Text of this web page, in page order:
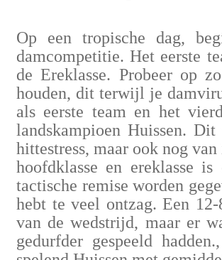
Op een tropische dag,
damcompetitie. Het eerste
de Ereklasse. Probeer op
houden, dit terwijl je
als eerste team en het
landskampioen Huissen.
hittestress, maar ook nog
hoofdklasse en ereklasse
tactische remise worden
hebt te veel ontzag. Een
van de wedstrijd, maar er
gedurfder gespeeld